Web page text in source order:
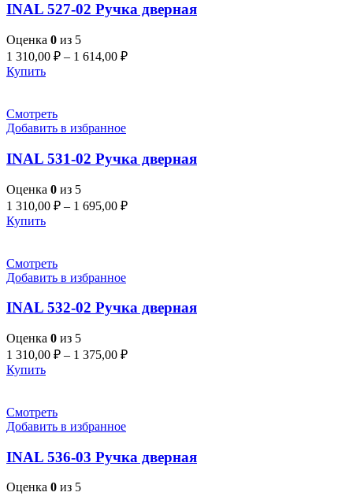
INAL 527-02 Pучка дверная
Оценка 0 из 5
1 310,00 ₽ – 1 614,00 ₽
Купить
Смотреть
Добавить в избранное
INAL 531-02 Pучка дверная
Оценка 0 из 5
1 310,00 ₽ – 1 695,00 ₽
Купить
Смотреть
Добавить в избранное
INAL 532-02 Pучка дверная
Оценка 0 из 5
1 310,00 ₽ – 1 375,00 ₽
Купить
Смотреть
Добавить в избранное
INAL 536-03 Pучка дверная
Оценка 0 из 5